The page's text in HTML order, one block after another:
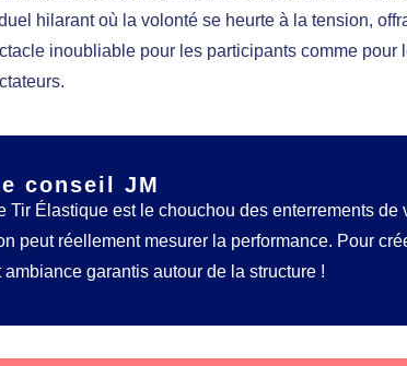
hilarant où la volonté se heurte à la tension,
inoubliable pour les participants comme pour
conseil JM
Tir Élastique est le chouchou des enterrements de
peut réellement mesurer la performance. Pour
ambiance garantis autour de la structure !